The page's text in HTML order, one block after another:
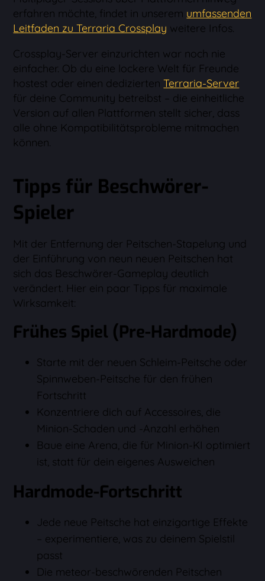
erfahren möchte, findet in unserem umfassenden
Leitfaden zu Terraria Crossplay weitere Infos.
Crossplay-Server einzurichten war noch nie
einfacher. Ob du eine lockere Welt für Freunde
hostest oder einen dediziertenTerraria-Server
für deine Community betreibst – die einheitliche
Version auf allen Plattformen stellt sicher, dass
alle ohne Kompatibilitätsprobleme mitmachen
können.
Tipps für Beschwörer-
Spieler
Mit der Entfernung der Peitschen-Stapelung und
der Einführung von neun neuen Peitschen hat
sich das Beschwörer-Gameplay deutlich
verändert. Hier ein paar Tipps für maximale
Wirksamkeit:
Frühes Spiel (Pre-Hardmode)
Starte mit der neuen Schleim-Peitsche oder
Spinnweben-Peitsche für den frühen
Fortschritt
Konzentriere dich auf Accessoires, die
Minion-Schaden und -Anzahl erhöhen
Baue eine Arena, die für Minion-KI optimiert
ist, statt für dein eigenes Ausweichen
Hardmode-Fortschritt
Jede neue Peitsche hat einzigartige Effekte
– experimentiere, was zu deinem Spielstil
passt
Die meteor-beschwörenden Peitschen